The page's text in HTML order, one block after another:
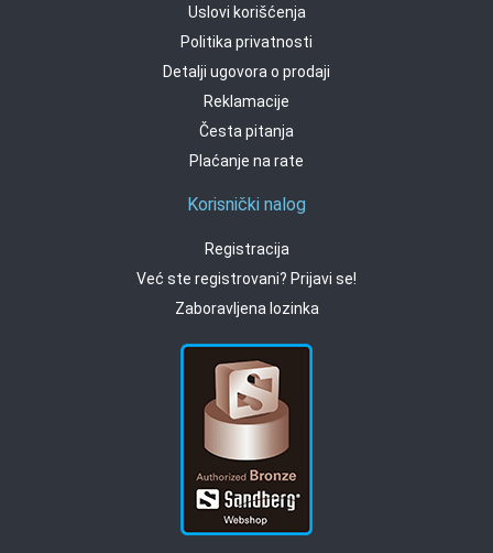
Uslovi korišćenja
Politika privatnosti
Detalji ugovora o prodaji
Reklamacije
Česta pitanja
Plaćanje na rate
Korisnički nalog
Registracija
Već ste registrovani? Prijavi se!
Zaboravljena lozinka